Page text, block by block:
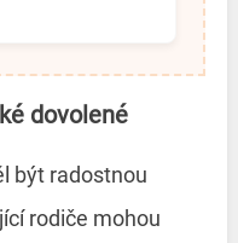
dovolené
být radostnou
rodiče mohou